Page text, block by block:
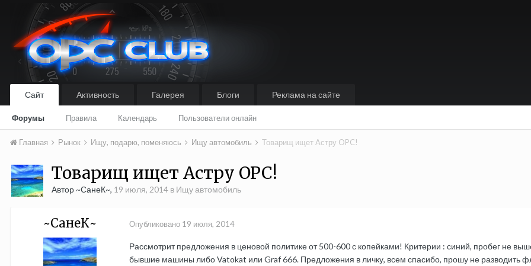
Сайт
Форумы Правила Календарь Пользователи онлайн
Активность Галерея Блоги Реклама на сайте
Главная Рынок Ищу, подарю, поменяюсь Ищу автомобиль Товарищ ищет Астру OPC!
Товарищ ищет Астру OPC!
Автор ~СанеК~, 19 июля, 2014 в Ищу автомобиль
~СанеК~ Опубликовано 19 июля, 2014
Рассмотрит предложения в ценовой политике от 500-600 с копейками! Критерии : синий, пробег не
бывшие машины либо Vatokat или Graf 666. Предложения в личку, всем спасибо, прошу не разводить